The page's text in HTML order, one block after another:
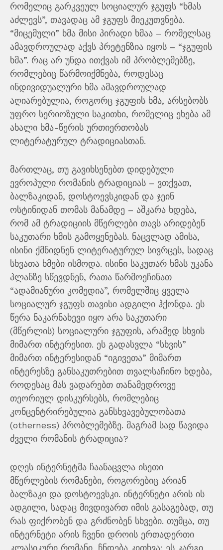
რომელიც გარკვეულ სოციალურ ჯგუფს “ხმას
აძლევს”, თავადაც ამ ჯგუფს მიეკუთვნება.
“მიცემული” ხმა მისი პირადი ხმაა – რომელსაც
ამავდროულად აქვს პრეტენზია იყოს – “ჯგუფის
ხმა”. რაც არ უნდა ითქვას იმ პრობლემებზე,
რომლებიც წარმოიქმნება, როდესაც
ინდივიდუალური ხმა ამავდროულად
აღიარებულია, როგორც ჯგუფის ხმა, არსებობს
უფრო სერიოზული საკითხი, რომელიც ეხება ამ
ახალი ხმა-წერის ურთიერთობას
ლიტერატურულ ტრადიციასთან.
მართლაც, თუ გავიხსენებთ დიდებული
ევროპული რომანის ტრადიციას – ვთქვათ,
ბალზაკიდან, დოსტოევსკიდან და ჯეინ
ოსტინიდან თომას მანამდე – აშკარა ხდება,
რომ ამ ტრადიციის მწერლები თავს არიდებენ
საკუთარი ხმის გამოყენებას. ნაცვლად ამისა,
ისინი ქმნიდნენ ლიტერატურულ სივრცეს, სადაც
სხვათა ხმები ისმოდა. ისინი საკუთარ ხმას უკანა
პლანზე სწევდნენ, რათა წარმოეჩინათ
“ადამიანური კომედია”, რომელშიც ყველა
სოციალურ ჯგუფს თავისი ადგილი ჰქონდა. ეს
წერა ნაკარნახევი იყო არა საკუთარი
(მწერლის) სოციალური ჯგუფის, არამედ სხვის
მიმართ ინტერესით. ეს გადასვლა “სხვის”
მიმართ ინტერესიდან “იგივეთა” მიმართ
ინტერესზე განსაკუთრებით თვალსაჩინო ხდება,
როდესაც მას ვადარებთ თანამედროვე
თეორიულ დისკურსებს, რომლებიც
კონცენტრირებულია განსხვავებულობათა
(otherness) პრობლემებზე. მაგრამ სად წავიდა
ძველი რომანის ტრადიცია?
დღეს ინტერნეტმა ჩაანაცვლა ისეთი
მწერლების რომანები, როგორებიც არიან
ბალზაკი და დოსტოევსკი. ინტერნეტი არის ის
ადგილი, სადაც მივდივართ იმის გასაგებად, თუ
რას ფიქრობენ და გრძნობენ სხვები. თუმცა, თუ
ინტერნეტი არის ჩვენი დროის ერთადერთი
კლასიკური რომანი, ჩნდება კითხვა: ეს კარგი